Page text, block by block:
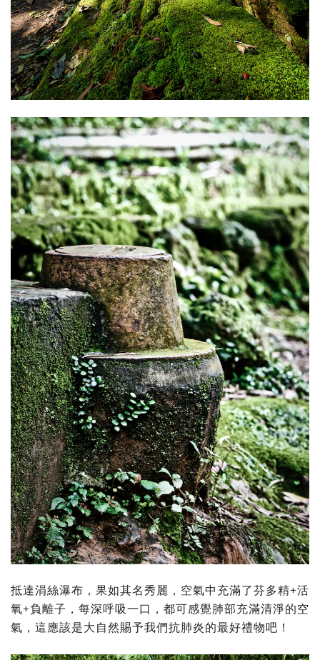
抵達涓絲瀑布，果如其名秀麗，空氣中充滿了芬多精+活
氧+負離子，每深呼吸一口，都可感覺肺部充滿清淨的空
氣，這應該是大自然賜予我們抗肺炎的最好禮物吧！